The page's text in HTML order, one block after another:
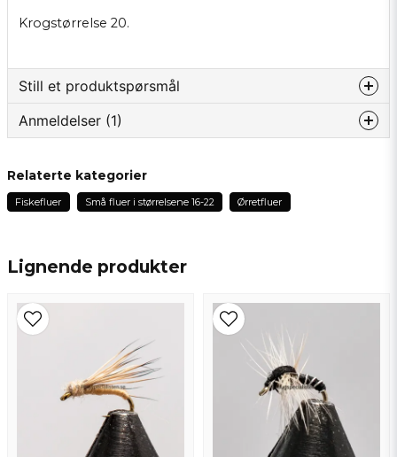
Lignende produkter
Krogstørrelse 20.
Still et produktspørsmål
question
Ja, du kan publisere spørsmålet mitt
Anmeldelser (1)
Kristian
Relaterte kategorier
Fiskefluer Små fluer i størrelsene 16-22 Ørretfluer